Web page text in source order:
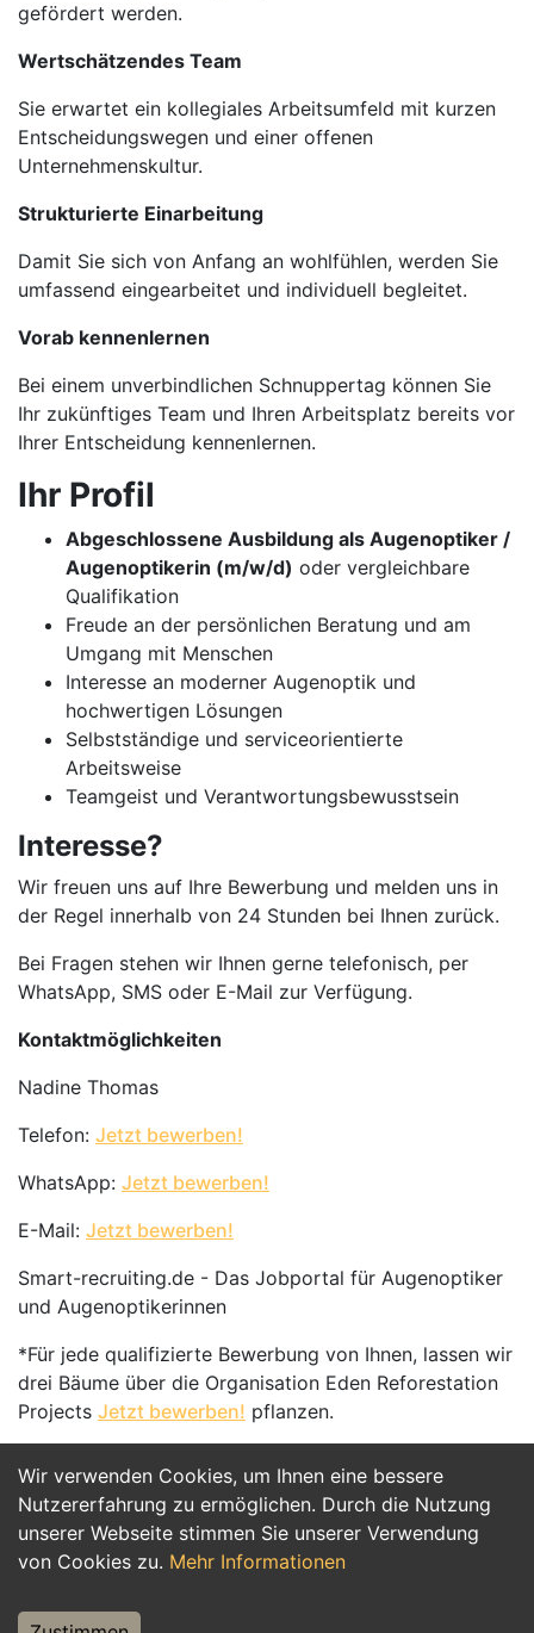
Wir verwenden Cookies, um Ihnen eine bessere
Nutzererfahrung zu ermöglichen. Durch die Nutzung
unserer Webseite stimmen Sie unserer Verwendung
von Cookies zu. Mehr Informationen
gefördert werden.
Wertschätzendes Team
Sie erwartet ein kollegiales Arbeitsumfeld mit kurzen
Entscheidungswegen und einer offenen
Unternehmenskultur.
Strukturierte Einarbeitung
Damit Sie sich von Anfang an wohlfühlen, werden Sie
umfassend eingearbeitet und individuell begleitet.
Vorab kennenlernen
Bei einem unverbindlichen Schnuppertag können Sie
Ihr zukünftiges Team und Ihren Arbeitsplatz bereits vor
Ihrer Entscheidung kennenlernen.
Ihr Profil
Abgeschlossene Ausbildung als Augenoptiker /
Augenoptikerin (m/w/d) oder vergleichbare
Qualifikation
Freude an der persönlichen Beratung und am
Umgang mit Menschen
Interesse an moderner Augenoptik und
hochwertigen Lösungen
Selbstständige und serviceorientierte
Arbeitsweise
Teamgeist und Verantwortungsbewusstsein
Interesse?
Wir freuen uns auf Ihre Bewerbung und melden uns in
der Regel innerhalb von 24 Stunden bei Ihnen zurück.
Bei Fragen stehen wir Ihnen gerne telefonisch, per
WhatsApp, SMS oder E-Mail zur Verfügung.
Kontaktmöglichkeiten
Nadine Thomas
Telefon: Jetzt bewerben!
WhatsApp: Jetzt bewerben!
E-Mail: Jetzt bewerben!
Smart-recruiting.de - Das Jobportal für Augenoptiker
und Augenoptikerinnen
*Für jede qualifizierte Bewerbung von Ihnen, lassen wir
drei Bäume über die Organisation Eden Reforestation
Projects Jetzt bewerben! pflanzen.
Jetzt Bewerben